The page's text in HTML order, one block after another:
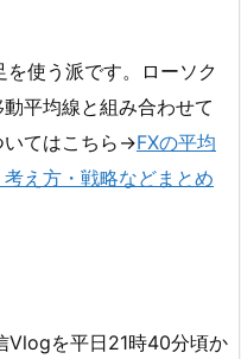
使う派です。ローソク
平均線と組み合わせて
いてはこちら→FXの平均
え方・戦略などまとめ
Vlogを平日21時40分頃か